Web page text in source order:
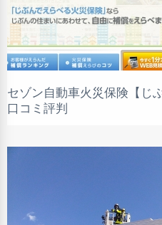
セゾン自動車火災保険【じ
口コミ評判